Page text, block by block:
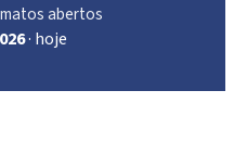
abertos
· hoje